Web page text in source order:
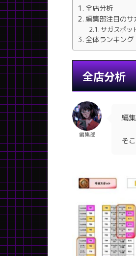
全店分析
編集部注目のサ
サガスポッ
全体ランキング
全店分析
編集部
編
そ